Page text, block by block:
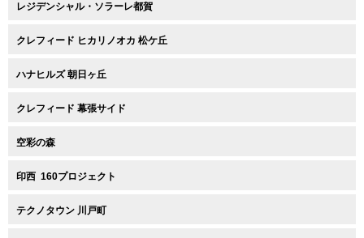
レジデンシャル・ソラーレ都賀
クレフィード ヒカリノオカ 松ケ丘
ハナヒルズ 朝日ヶ丘
クレフィード 幕張サイド
空彩の森
印西 160プロジェクト
テクノタウン 川戸町